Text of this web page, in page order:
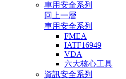
車用安全系列
回上一層
車用安全系列
FMEA
IATF16949
VDA
六大核心工具
資訊安全系列